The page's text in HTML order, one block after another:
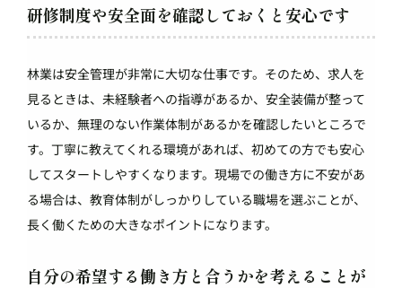
研修制度や安全面を確認しておくと安心です
林業は安全管理が非常に大切な仕事です。そのため、求人を
見るときは、未経験者への指導があるか、安全装備が整って
いるか、無理のない作業体制があるかを確認したいところで
す。丁寧に教えてくれる環境があれば、初めての方でも安心
してスタートしやすくなります。現場での働き方に不安があ
る場合は、教育体制がしっかりしている職場を選ぶことが、
長く働くための大きなポイントになります。
自分の希望する働き方と合うかを考えることが